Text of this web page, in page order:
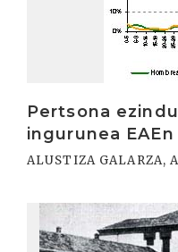
Pertsona
ingurunea EAEn
ALUSTIZA GALARZA,
Irakurri